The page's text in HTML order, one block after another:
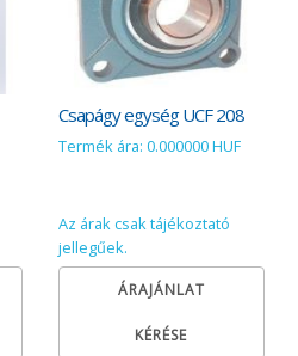
Csapágy egység UCF 208
Termék ára: 0.000000 HUF
Az árak csak tájékoztató
jellegűek.
ÁRAJÁNLAT
KÉRÉSE